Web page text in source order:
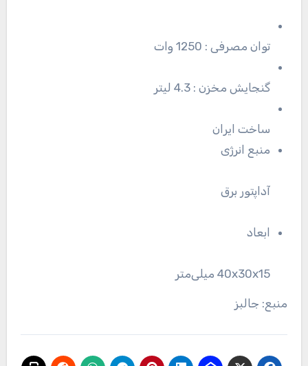
توان مصرفی : 1250 وات
گنجایش مخزن : 4.3 لیتر
ساخت ایران
منبع انرژی
آداپتور برق
ابعاد
40x30x15 میلی‌متر
منبع: جالبز